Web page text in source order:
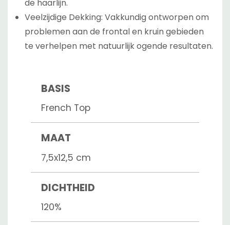
de haarlijn.
Veelzijdige Dekking: Vakkundig ontworpen om
problemen aan de frontal en kruin gebieden
te verhelpen met natuurlijk ogende resultaten.
BASIS
French Top
MAAT
7,5x12,5 cm
DICHTHEID
120%